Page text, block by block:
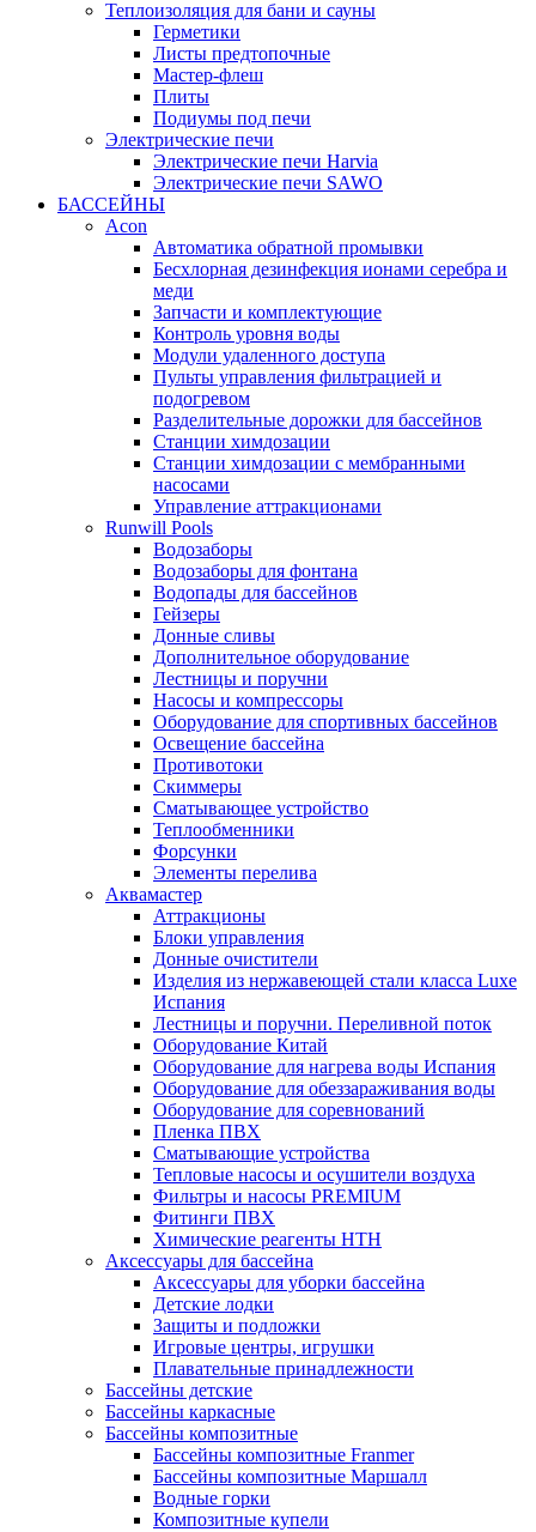
Теплоизоляция для бани и сауны
Герметики
Листы предтопочные
Мастер-флеш
Плиты
Подиумы под печи
Электрические печи
Электрические печи Harvia
Электрические печи SAWO
БАССЕЙНЫ
Acon
Автоматика обратной промывки
Беcхлорная дезинфекция ионами серебра и
меди
Запчасти и комплектующие
Контроль уровня воды
Модули удаленного доступа
Пульты управления фильтрацией и
подогревом
Разделительные дорожки для бассейнов
Станции химдозации
Станции химдозации с мембранными
насосами
Управление аттракционами
Runwill Pools
Водозаборы
Водозаборы для фонтана
Водопады для бассейнов
Гейзеры
Донные сливы
Дополнительное оборудование
Лестницы и поручни
Насосы и компрессоры
Оборудование для спортивных бассейнов
Освещение бассейна
Противотоки
Скиммеры
Сматывающее устройство
Теплообменники
Форсунки
Элементы перелива
Аквамастер
Аттракционы
Блоки управления
Донные очистители
Изделия из нержавеющей стали класса Luxe
Испания
Лестницы и поручни. Переливной поток
Оборудование Китай
Оборудование для нагрева воды Испания
Оборудование для обеззараживания воды
Оборудование для соревнований
Пленка ПВХ
Сматывающие устройства
Тепловые насосы и осушители воздуха
Фильтры и насосы PREMIUM
Фитинги ПВХ
Химические реагенты HTH
Аксессуары для бассейна
Аксессуары для уборки бассейна
Детские лодки
Защиты и подложки
Игровые центры, игрушки
Плавательные принадлежности
Бассейны детские
Бассейны каркасные
Бассейны композитные
Бассейны композитные Franmer
Бассейны композитные Маршалл
Водные горки
Композитные купели